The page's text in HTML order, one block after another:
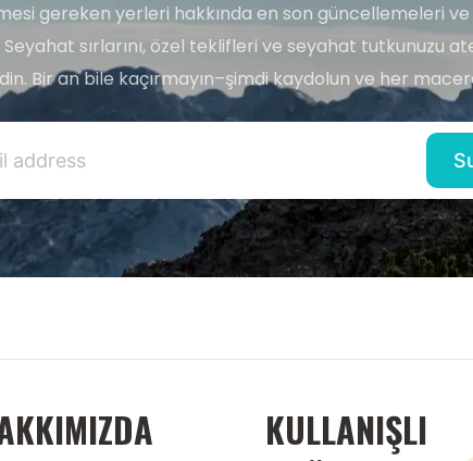
gereken yerleri hakkında en son güncellemeleri
Seyahat sırlarını, özel teklifleri ve seyahat tutkunuzu
Bir an bile kaçırmayın–şimdi kaydolun ve her
KULLANIŞLI